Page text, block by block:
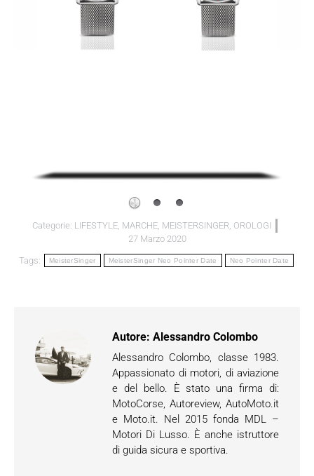
Categorie: LIFESTYLE, MARCHE, MEISTERSINGER, OROLOGI
27 Marzo 2020
Tags: MeisterSinger MeisterSinger Neo Pointer Date Neo Pointer Date
Autore: Alessandro Colombo
Alessandro Colombo, classe 1983.
Appassionato di motori, di aviazione
e del bello. È stato una firma di:
MotoCorse, Autoreview, AutoMoto.it
e Moto.it. Nel 2015 fonda MDL –
Motori Di Lusso. È anche istruttore
di guida sicura e sportiva.